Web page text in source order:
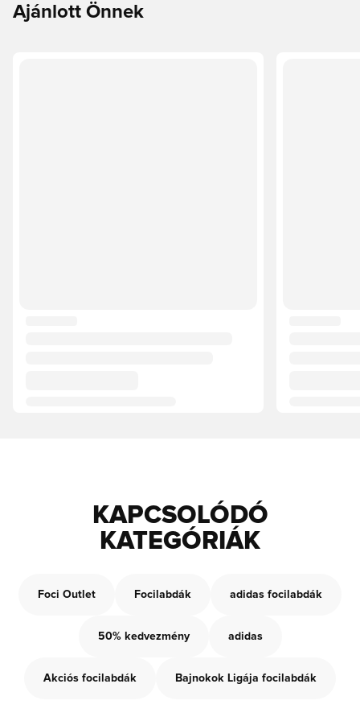
Ajánlott Önnek
KAPCSOLÓDÓ
KATEGÓRIÁK
Foci Outlet Focilabdák adidas focilabdák
50% kedvezmény adidas
Akciós focilabdák Bajnokok Ligája focilabdák